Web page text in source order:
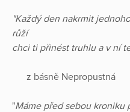
"Každý den nakrmit
růží
chci ti přinést truhlu a v ní
z básně Nepropustná
"Máme před sebou kroniku